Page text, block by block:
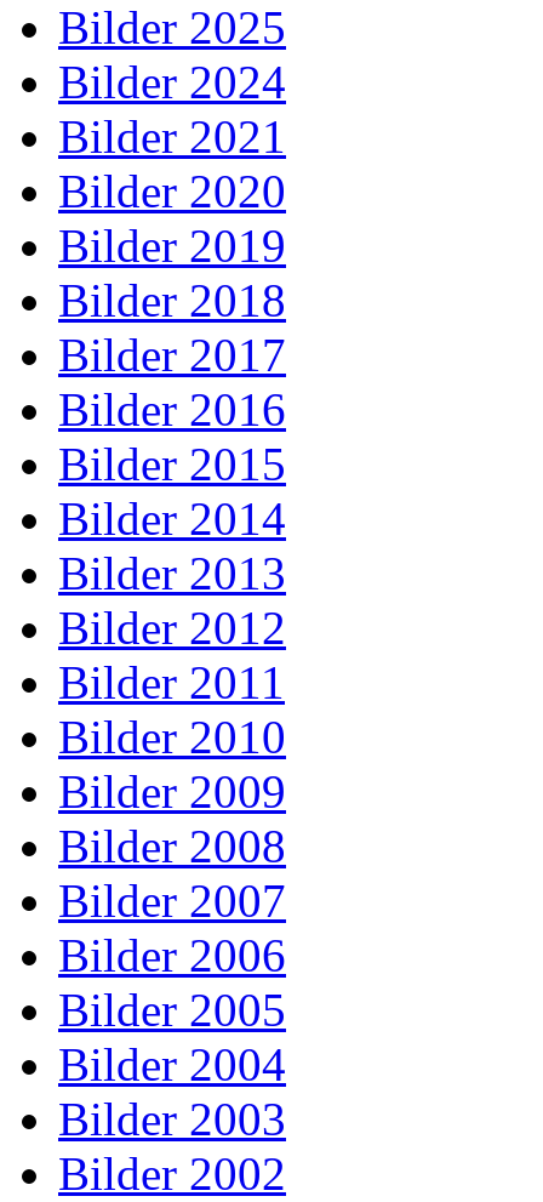
Bilder 2025
Bilder 2024
Bilder 2021
Bilder 2020
Bilder 2019
Bilder 2018
Bilder 2017
Bilder 2016
Bilder 2015
Bilder 2014
Bilder 2013
Bilder 2012
Bilder 2011
Bilder 2010
Bilder 2009
Bilder 2008
Bilder 2007
Bilder 2006
Bilder 2005
Bilder 2004
Bilder 2003
Bilder 2002